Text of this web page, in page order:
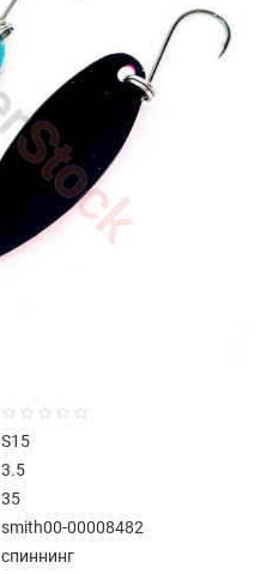
S15
3.5
35
smith00-00008482
спиннинг